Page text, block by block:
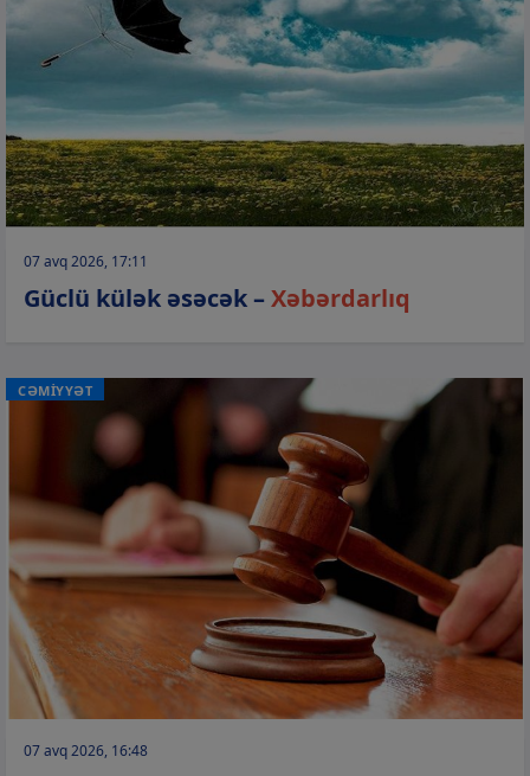
07 avq 2026, 17:11
Güclü külək əsəcək –Xəbərdarlıq
CƏMİYYƏT
07 avq 2026, 16:48